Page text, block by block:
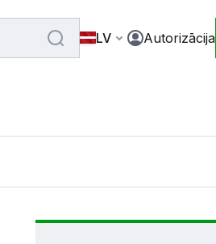
LV Autorizācija